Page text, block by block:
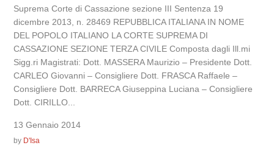
Suprema Corte di Cassazione sezione III Sentenza 19
dicembre 2013, n. 28469 REPUBBLICA ITALIANA IN NOME
DEL POPOLO ITALIANO LA CORTE SUPREMA DI
CASSAZIONE SEZIONE TERZA CIVILE Composta dagli Ill.mi
Sigg.ri Magistrati: Dott. MASSERA Maurizio – Presidente Dott.
CARLEO Giovanni – Consigliere Dott. FRASCA Raffaele –
Consigliere Dott. BARRECA Giuseppina Luciana – Consigliere
Dott. CIRILLO...
13 Gennaio 2014
by D'Isa